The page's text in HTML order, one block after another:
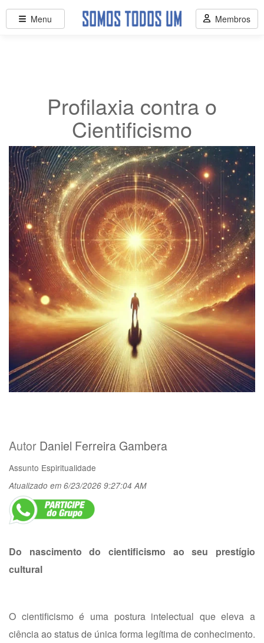
Profilaxia contra o
Cientificismo
Autor Daniel Ferreira Gambera
Assunto Espiritualidade
Atualizado em 6/23/2026 9:27:04 AM
Do nascimento do cientificismo ao seu prestígio
cultural
O cientificismo é uma postura intelectual que eleva a
ciência ao status de única forma legítima de conhecimento.
Menu Membros